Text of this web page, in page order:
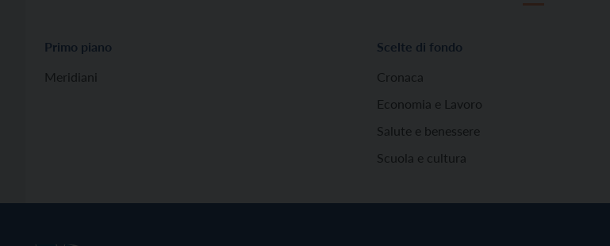
Primo piano
Meridiani
Scelte di fondo
Cronaca
Economia e Lavoro
Salute e benessere
Scuola e cultura